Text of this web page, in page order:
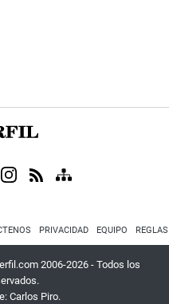
PRIVACIDAD EQUIPO
2006-2026 - Todos los
Carlos Piro.